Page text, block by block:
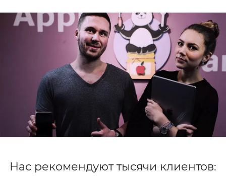
Нас рекомендуют тысячи клиентов: